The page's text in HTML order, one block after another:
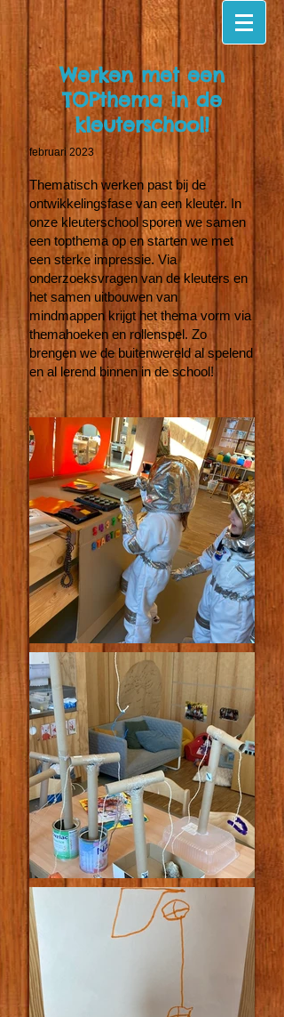
Werken met een
TOPthema in de
kleuterschool!
februari 2023
Thematisch werken past bij de
ontwikkelingsfase van een kleuter. In
onze kleuterschool sporen we samen
een topthema op en starten we met
een sterke impressie. Via
onderzoeksvragen van de kleuters en
het samen uitbouwen van
mindmappen krijgt het thema vorm via
themahoeken en rollenspel. Zo
brengen we de buitenwereld al spelend
en al lerend binnen in de school!